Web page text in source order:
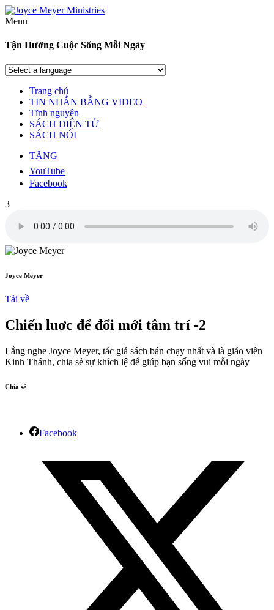
Menu
Tận Hưởng Cuộc Sống Mỗi Ngày
Trang chủ
TIN NHẮN BẰNG VIDEO
Tĩnh nguyện
SÁCH ĐIỆN TỬ
SÁCH NÓI
TẶNG
YouTube
Facebook
3
Joyce Meyer
Tải về
Chiến luơc để đổi mới tâm trí -2
Lắng nghe Joyce Meyer, tác giả sách bán chạy nhất và là giáo viên
Kinh Thánh, chia sẻ sự khích lệ để giúp bạn sống vui mỗi ngày
Chia sẻ
Facebook